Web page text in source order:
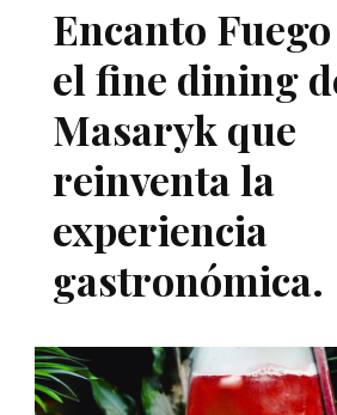
Encanto
el fine dining
Masaryk que
reinventa la
experiencia
gastronómica.